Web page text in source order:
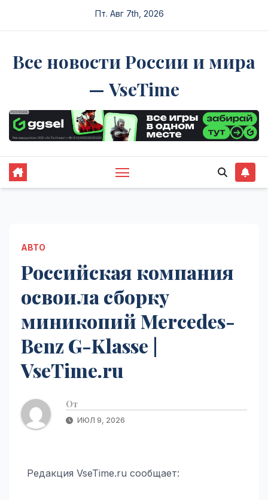
Пт. Авг 7th, 2026
Все новости России и мира
— VseTime
АВТО
Российская компания
освоила сборку
миникопий Mercedes-
Benz G-Klasse |
VseTime.ru
От
ИЮЛ 9, 2026
Редакция VseTime.ru сообщает: